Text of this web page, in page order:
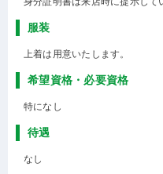
服装
上着は用意いたします。
希望資格・必要資格
特になし
待遇
なし